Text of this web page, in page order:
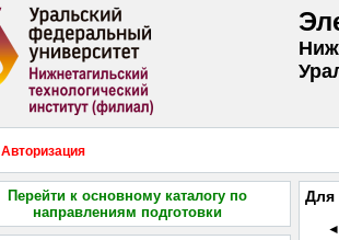
Авторизация
Перейти к основному каталогу по
направлениям подготовки
Для